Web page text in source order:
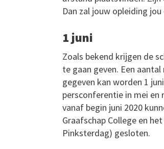
Dan zal jouw opleiding
1 juni
Zoals bekend krijgen de
te gaan geven. Een
gegeven kan worden 1
persconferentie in mei en
vanaf begin juni 2020
Graafschap College en
Pinksterdag) gesloten.